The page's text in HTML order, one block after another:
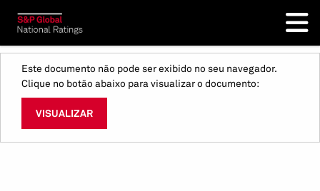
Este documento não pode ser exibido no seu navegador.
Clique no botão abaixo para visualizar o documento:
VISUALIZAR